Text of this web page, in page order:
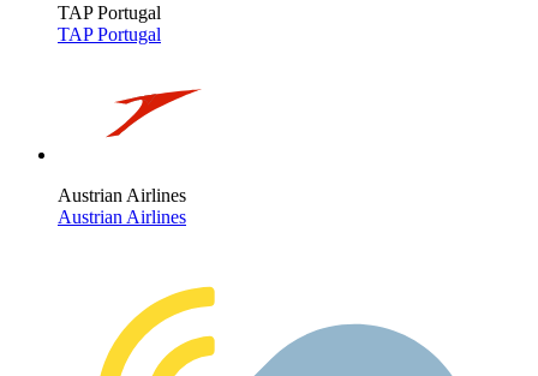
TAP Portugal
TAP Portugal
Austrian Airlines
Austrian Airlines